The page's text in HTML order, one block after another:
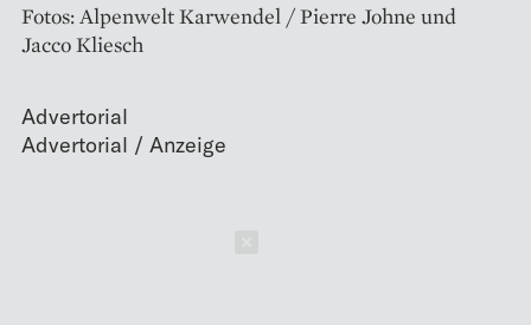
Fotos: Alpenwelt Karwendel / Pierre Johne und
Jacco Kliesch
Advertorial